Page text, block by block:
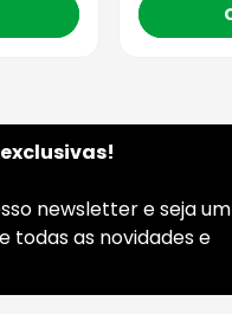
newsletter e seja
todas as novidades e